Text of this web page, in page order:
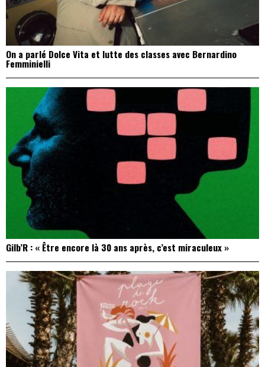
On a parlé Dolce Vita et lutte des classes avec Bernardino
Femminielli
Gilb’R : « Être encore là 30 ans après, c’est miraculeux »